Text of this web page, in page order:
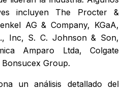
incluyen The Procter &
AG & Company, KGaA,
Inc, S. C. Johnson & Son,
Amparo Ltda, Colgate
Group.
un análisis detallado del